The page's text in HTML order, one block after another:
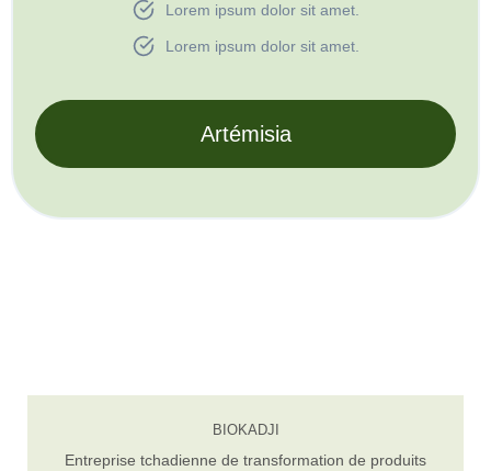
Lorem ipsum dolor sit amet.
Lorem ipsum dolor sit amet.
Artémisia
BIOKADJI
Entreprise tchadienne de transformation de produits